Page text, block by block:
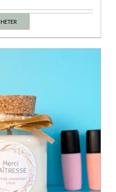
Ce
être
choisies
sur
la
page
du
produit